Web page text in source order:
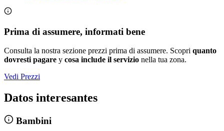
Prima di assumere, informati bene
Consulta la nostra sezione prezzi prima di assumere. Scopri quanto
dovresti pagare y cosa include il servizio nella tua zona.
Vedi Prezzi
Datos interesantes
Bambini